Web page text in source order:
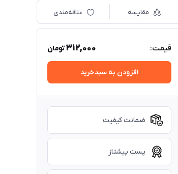
مقایسه علاقه‌مندی
قیمت: 312,000تومان
افزودن به سبدخرید
ضمانت کیفیت
پست پیشتاز